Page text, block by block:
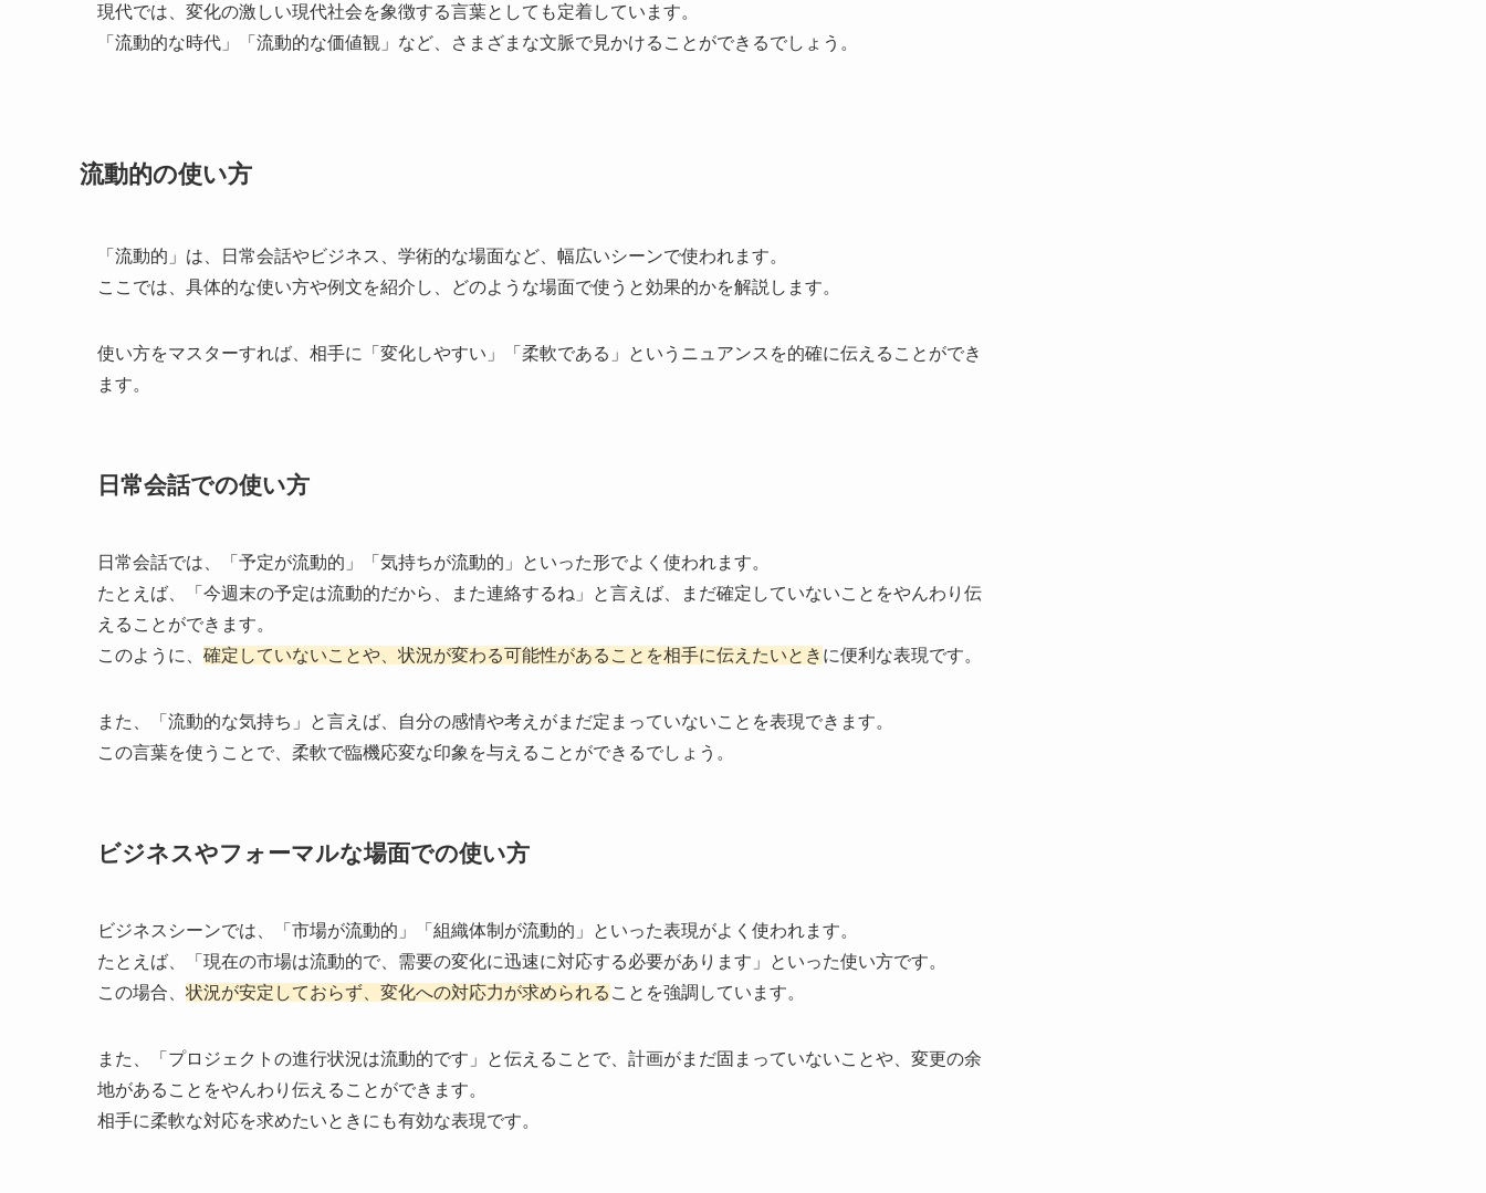
現代では、変化の激しい現代社会を象徴する言葉としても定着しています。
「流動的な時代」「流動的な価値観」など、さまざまな文脈で見かけることができるでしょう。
流動的の使い方
「流動的」は、日常会話やビジネス、学術的な場面など、幅広いシーンで使われます。
ここでは、具体的な使い方や例文を紹介し、どのような場面で使うと効果的かを解説します。
使い方をマスターすれば、相手に「変化しやすい」「柔軟である」というニュアンスを的確に伝えることができ
ます。
日常会話での使い方
日常会話では、「予定が流動的」「気持ちが流動的」といった形でよく使われます。
たとえば、「今週末の予定は流動的だから、また連絡するね」と言えば、まだ確定していないことをやんわり伝
えることができます。
このように、 確定していないことや、状況が変わる可能性があることを相手に伝えたいとき に便利な表現です。
また、「流動的な気持ち」と言えば、自分の感情や考えがまだ定まっていないことを表現できます。
この言葉を使うことで、柔軟で臨機応変な印象を与えることができるでしょう。
ビジネスやフォーマルな場面での使い方
ビジネスシーンでは、「市場が流動的」「組織体制が流動的」といった表現がよく使われます。
たとえば、「現在の市場は流動的で、需要の変化に迅速に対応する必要があります」といった使い方です。
この場合、 状況が安定しておらず、変化への対応力が求められる ことを強調しています。
また、「プロジェクトの進行状況は流動的です」と伝えることで、計画がまだ固まっていないことや、変更の余
地があることをやんわり伝えることができます。
相手に柔軟な対応を求めたいときにも有効な表現です。